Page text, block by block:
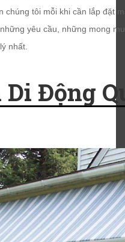
chúng tôi mỗi khi cần lắp đặt
yêu cầu, những mong
nhất.
Động